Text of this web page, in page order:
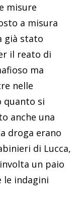
misure
a misura
già stato
il reato di
ma
nelle
quanto si
anche una
droga erano
di Lucca,
un paio
le indagini